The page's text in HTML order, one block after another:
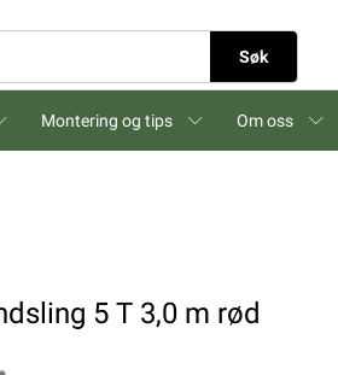
Søk
Montering og tips Om oss
5 T 3,0 m rød